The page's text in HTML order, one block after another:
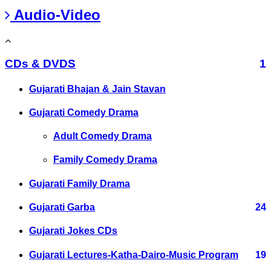
Audio-Video
CDs & DVDS 1
Gujarati Bhajan & Jain Stavan
Gujarati Comedy Drama
Adult Comedy Drama
Family Comedy Drama
Gujarati Family Drama
Gujarati Garba 24
Gujarati Jokes CDs
Gujarati Lectures-Katha-Dairo-Music Program 19